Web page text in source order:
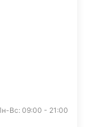
Вс: 09:00 - 21:00